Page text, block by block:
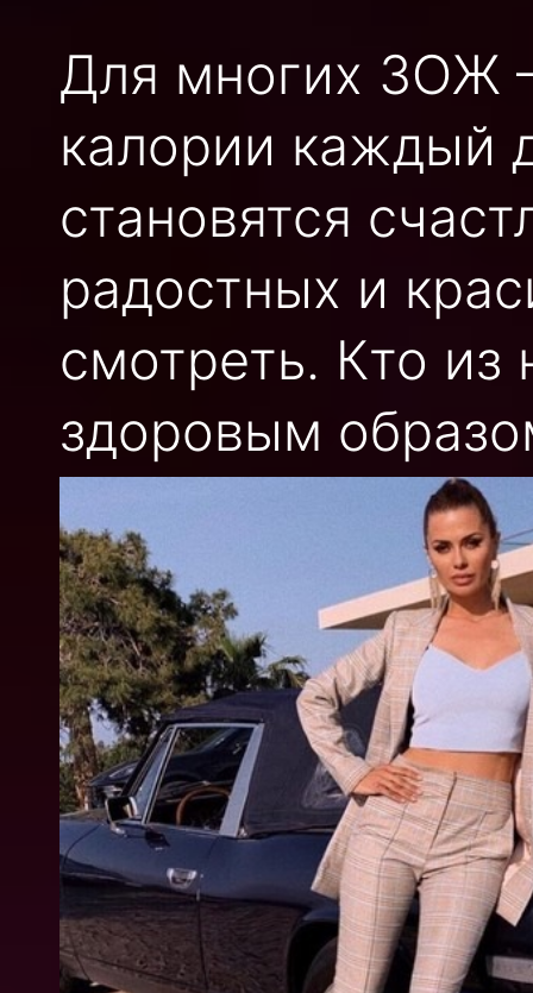
Для многих ЗОЖ
калории каждый
становятся
радостных и
смотреть. Кто
здоровым